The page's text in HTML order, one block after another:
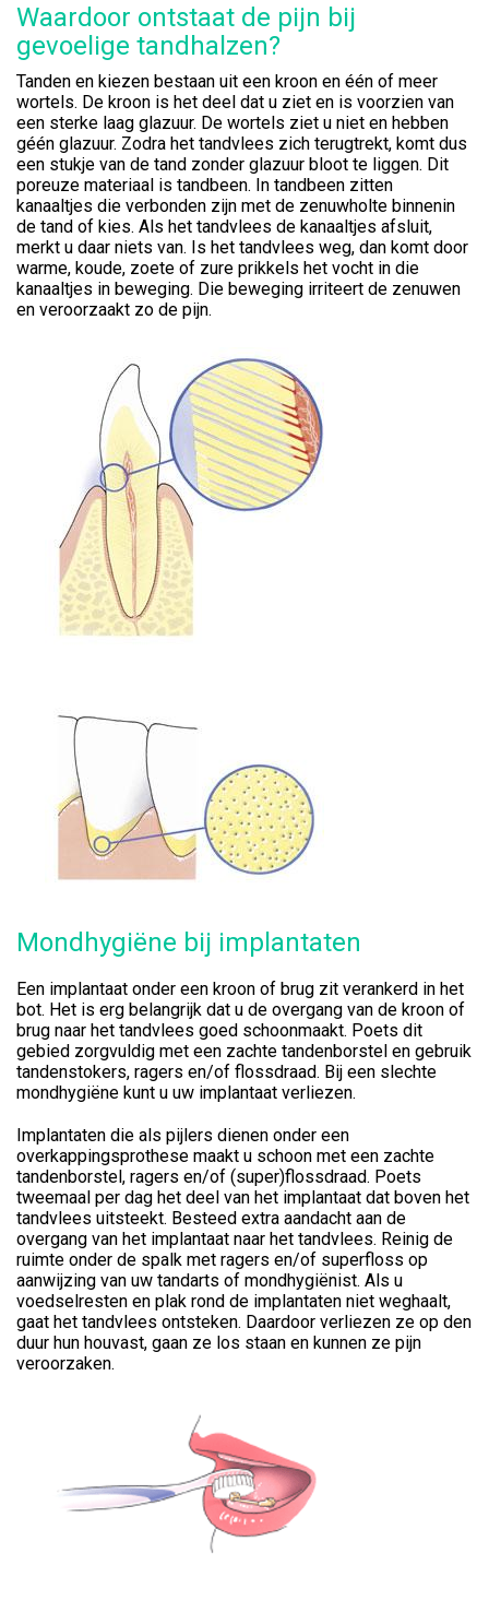
Waardoor ontstaat de pijn bij
gevoelige tandhalzen?
Tanden en kiezen bestaan uit een kroon en één of meer
wortels. De kroon is het deel dat u ziet en is voorzien van
een sterke laag glazuur. De wortels ziet u niet en hebben
géén glazuur. Zodra het tandvlees zich terugtrekt, komt dus
een stukje van de tand zonder glazuur bloot te liggen. Dit
poreuze materiaal is tandbeen. In tandbeen zitten
kanaaltjes die verbonden zijn met de zenuwholte binnenin
de tand of kies. Als het tandvlees de kanaaltjes afsluit,
merkt u daar niets van. Is het tandvlees weg, dan komt door
warme, koude, zoete of zure prikkels het vocht in die
kanaaltjes in beweging. Die beweging irriteert de zenuwen
en veroorzaakt zo de pijn.
Mondhygiëne bij implantaten
Een implantaat onder een kroon of brug zit verankerd in het
bot. Het is erg belangrijk dat u de overgang van de kroon of
brug naar het tandvlees goed schoonmaakt. Poets dit
gebied zorgvuldig met een zachte tandenborstel en gebruik
tandenstokers, ragers en/of flossdraad. Bij een slechte
mondhygiëne kunt u uw implantaat verliezen.
Implantaten die als pijlers dienen onder een
overkappingsprothese maakt u schoon met een zachte
tandenborstel, ragers en/of (super)flossdraad. Poets
tweemaal per dag het deel van het implantaat dat boven het
tandvlees uitsteekt. Besteed extra aandacht aan de
overgang van het implantaat naar het tandvlees. Reinig de
ruimte onder de spalk met ragers en/of superfloss op
aanwijzing van uw tandarts of mondhygiënist. Als u
voedselresten en plak rond de implantaten niet weghaalt,
gaat het tandvlees ontsteken. Daardoor verliezen ze op den
duur hun houvast, gaan ze los staan en kunnen ze pijn
veroorzaken.